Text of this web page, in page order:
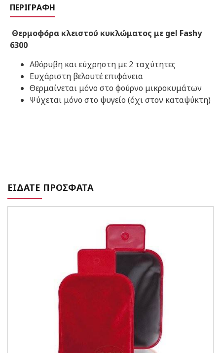
ΠΕΡΙΓΡΑΦΉ
Θερμοφόρα κλειστού κυκλώματος με gel Fashy
6300
Αθόρυβη και εύχρηστη με 2 ταχύτητες
Ευχάριστη βελουτέ επιφάνεια
Θερμαίνεται μόνο στο φούρνο μικροκυμάτων
Ψύχεται μόνο στο ψυγείο (όχι στον καταψύκτη)
ΕΙΔΑΤΕ ΠΡΟΣΦΑΤΑ